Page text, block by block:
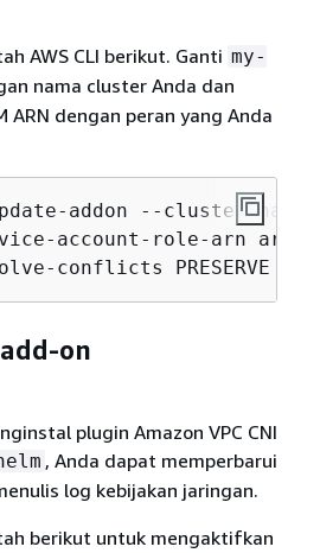
AWS CLI berikut. Ganti my-
nama cluster Anda dan
ARN dengan peran yang Anda
addon --cluster-
account-role-arn
conflicts PRESERVE --
on
plugin Amazon VPC CNI
, Anda dapat memperbarui
log kebijakan jaringan.
berikut untuk mengaktifkan